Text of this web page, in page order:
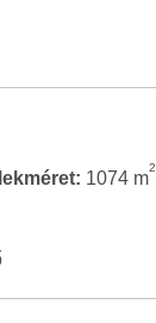
1074 m
2